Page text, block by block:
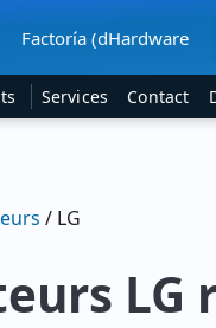
Factoría (dHardware
Services Contact
/ LG
LG